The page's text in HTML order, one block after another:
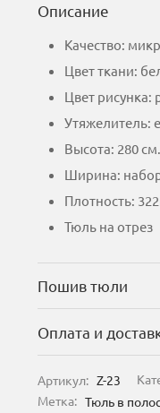
Описание
Качество:
Цвет ткани:
Цвет рисунка:
Утяжелитель:
Высота: 280
Ширина:
Плотность:
Тюль на отрез
Пошив тюли
Оплата и
Артикул: Z-23
Метка: Тюль в